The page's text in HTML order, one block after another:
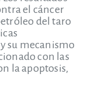
el cáncer
del taro
su mecanismo
con las
la apoptosis,